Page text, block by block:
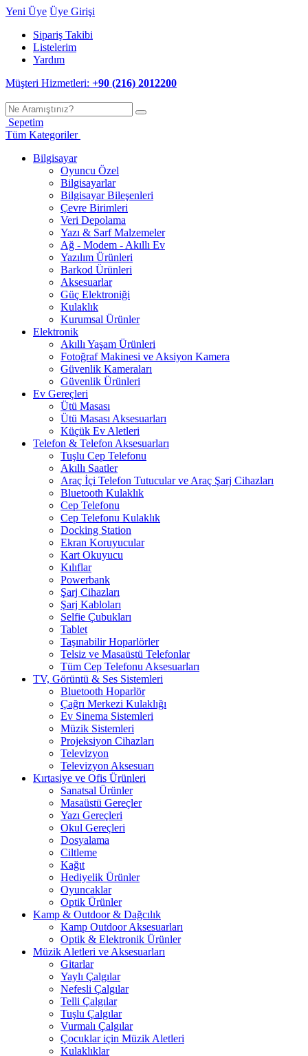
Yeni Üye Üye Girişi
Sipariş Takibi
Listelerim
Yardım
Müşteri Hizmetleri: +90 (216) 2012200
Sepetim
Tüm Kategoriler
Bilgisayar
Oyuncu Özel
Bilgisayarlar
Bilgisayar Bileşenleri
Çevre Birimleri
Veri Depolama
Yazı & Sarf Malzemeler
Ağ - Modem - Akıllı Ev
Yazılım Ürünleri
Barkod Ürünleri
Aksesuarlar
Güç Elektroniği
Kulaklık
Kurumsal Ürünler
Elektronik
Akıllı Yaşam Ürünleri
Fotoğraf Makinesi ve Aksiyon Kamera
Güvenlik Kameraları
Güvenlik Ürünleri
Ev Gereçleri
Ütü Masası
Ütü Masası Aksesuarları
Küçük Ev Aletleri
Telefon & Telefon Aksesuarları
Tuşlu Cep Telefonu
Akıllı Saatler
Araç İçi Telefon Tutucular ve Araç Şarj Cihazları
Bluetooth Kulaklık
Cep Telefonu
Cep Telefonu Kulaklık
Docking Station
Ekran Koruyucular
Kart Okuyucu
Kılıflar
Powerbank
Şarj Cihazları
Şarj Kabloları
Selfie Çubukları
Tablet
Taşınabilir Hoparlörler
Telsiz ve Masaüstü Telefonlar
Tüm Cep Telefonu Aksesuarları
TV, Görüntü & Ses Sistemleri
Bluetooth Hoparlör
Çağrı Merkezi Kulaklığı
Ev Sinema Sistemleri
Müzik Sistemleri
Projeksiyon Cihazları
Televizyon
Televizyon Aksesuarı
Kırtasiye ve Ofis Ürünleri
Sanatsal Ürünler
Masaüstü Gereçler
Yazı Gereçleri
Okul Gereçleri
Dosyalama
Ciltleme
Kağıt
Hediyelik Ürünler
Oyuncaklar
Optik Ürünler
Kamp & Outdoor & Dağcılık
Kamp Outdoor Aksesuarları
Optik & Elektronik Ürünler
Müzik Aletleri ve Aksesuarları
Gitarlar
Yaylı Çalgılar
Nefesli Çalgılar
Telli Çalgılar
Tuşlu Çalgılar
Vurmalı Çalgılar
Çocuklar için Müzik Aletleri
Kulaklıklar